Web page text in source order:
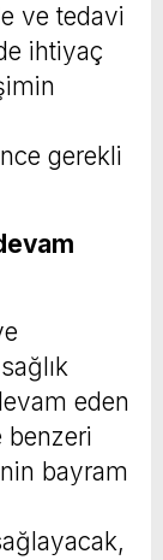
ve tedavi
ihtiyaç
gerekli
eden
benzeri
bayram